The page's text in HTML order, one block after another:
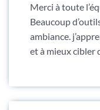
Merci à toute
Beaucoup
ambiance.
et à mieux cibler